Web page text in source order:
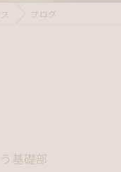
ブログ
基礎部